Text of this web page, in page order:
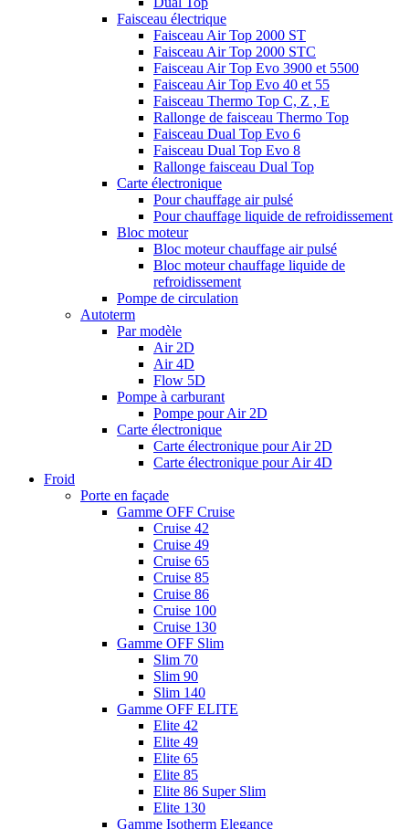
Faisceau électrique
Faisceau Air Top 2000 ST
Faisceau Air Top 2000 STC
Faisceau Air Top Evo 3900 et 5500
Faisceau Air Top Evo 40 et 55
Faisceau Thermo Top C, Z , E
Rallonge de faisceau Thermo Top
Faisceau Dual Top Evo 6
Faisceau Dual Top Evo 8
Rallonge faisceau Dual Top
Carte électronique
Pour chauffage air pulsé
Pour chauffage liquide de refroidissement
Bloc moteur
Bloc moteur chauffage air pulsé
Bloc moteur chauffage liquide de
refroidissement
Pompe de circulation
Autoterm
Par modèle
Air 2D
Air 4D
Flow 5D
Pompe à carburant
Pompe pour Air 2D
Carte électronique
Carte électronique pour Air 2D
Carte électronique pour Air 4D
Froid
Porte en façade
Gamme OFF Cruise
Cruise 42
Cruise 49
Cruise 65
Cruise 85
Cruise 86
Cruise 100
Cruise 130
Gamme OFF Slim
Slim 70
Slim 90
Slim 140
Gamme OFF ELITE
Elite 42
Elite 49
Elite 65
Elite 85
Elite 86 Super Slim
Elite 130
Gamme Isotherm Elegance